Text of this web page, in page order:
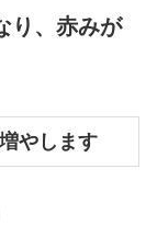
り、赤みが
やします